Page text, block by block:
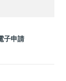
子申請